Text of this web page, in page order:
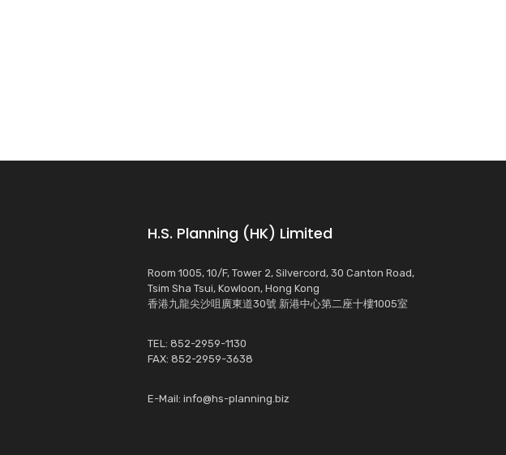
H.S. Planning (HK) Limited
Room 1005, 10/F, Tower 2, Silvercord, 30 Canton Road,
Tsim Sha Tsui, Kowloon, Hong Kong
香港九龍尖沙咀廣東道30號 新港中心第二座十樓1005室
TEL: 852-2959-1130
FAX: 852-2959-3638
E-Mail: info@hs-planning.biz